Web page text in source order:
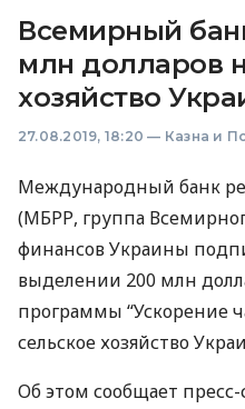
Всемирный
млн долларов
хозяйство
27.08.2019, 18:20 — Казна и
Международный банк
(МБРР, группа
финансов Украины
выделении 200 млн
программы “Ускорение
сельское хозяйство
Об этом сообщает